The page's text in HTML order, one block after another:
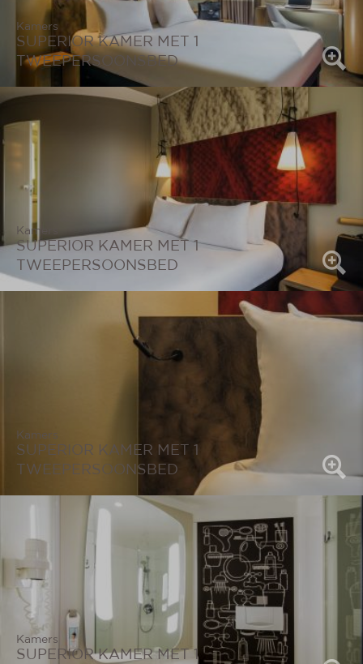
Kamers
SUPERIOR KAMER MET 1
TWEEPERSOONSBED
Kamers
SUPERIOR KAMER MET 1
TWEEPERSOONSBED
Kamers
SUPERIOR KAMER MET 1
TWEEPERSOONSBED
Kamers
SUPERIOR KAMER MET 1